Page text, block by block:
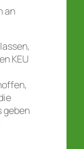
an
KEU
geben